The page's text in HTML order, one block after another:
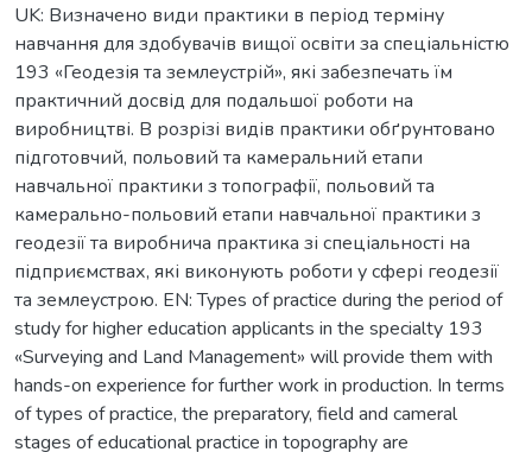
UK: Визначено види практики в період терміну
навчання для здобувачів вищої освіти за спеціальністю
193 «Геодезія та землеустрій», які забезпечать їм
практичний досвід для подальшої роботи на
виробництві. В розрізі видів практики обґрунтовано
підготовчий, польовий та камеральний етапи
навчальної практики з топографії, польовий та
камерально-польовий етапи навчальної практики з
геодезії та виробнича практика зі спеціальності на
підприємствах, які виконують роботи у сфері геодезії
та землеустрою. EN: Types of practice during the period of
study for higher education applicants in the specialty 193
«Surveying and Land Management» will provide them with
hands-on experience for further work in production. In terms
of types of practice, the preparatory, field and cameral
stages of educational practice in topography are